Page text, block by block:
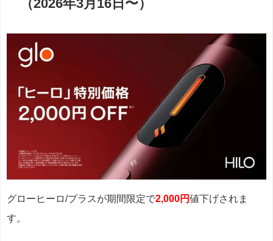
（2026年3月16日〜）
グローヒーロ/プラスが期間限定で2,000円値下げされま
す。